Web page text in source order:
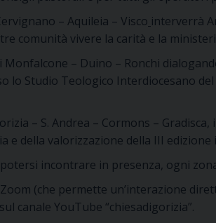
– Aquileia – Visco interverrà
comunità vivere la carità e la
– Duino – Ronchi
lo Studio Teologico Interdiocesano
– S. Andrea – Cormons –
della valorizzazione della III edizione
incontrare in presenza, ogni
(che permette un’interazione
canale YouTube “chiesadigorizia”.